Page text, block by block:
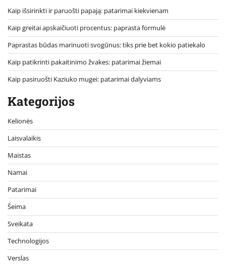
Kaip išsirinkti ir paruošti papają: patarimai kiekvienam
Kaip greitai apskaičiuoti procentus: paprasta formulė
Paprastas būdas marinuoti svogūnus: tiks prie bet kokio patiekalo
Kaip patikrinti pakaitinimo žvakes: patarimai žiemai
Kaip pasiruošti Kaziuko mugei: patarimai dalyviams
Kategorijos
Kelionės
Laisvalaikis
Maistas
Namai
Patarimai
Šeima
Sveikata
Technologijos
Verslas